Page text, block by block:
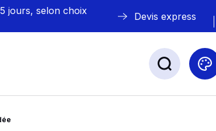
jours, selon choix
Devis express